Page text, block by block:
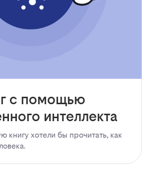
с помощью
интеллекта
книгу хотели бы прочитать, как